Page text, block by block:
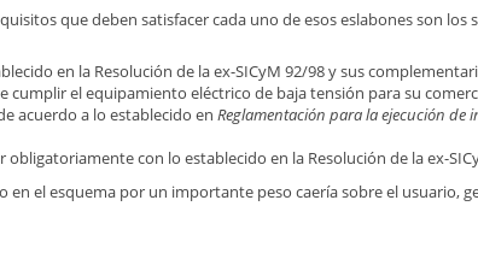
que deben satisfacer cada uno de esos eslabones son los
en la Resolución de la ex-SICyM 92/98 y sus
el equipamiento eléctrico de baja tensión para su
acuerdo a lo establecido en Reglamentación para la ejecución de
con lo establecido en la Resolución de la ex-
el esquema por un importante peso caería sobre el usuario,